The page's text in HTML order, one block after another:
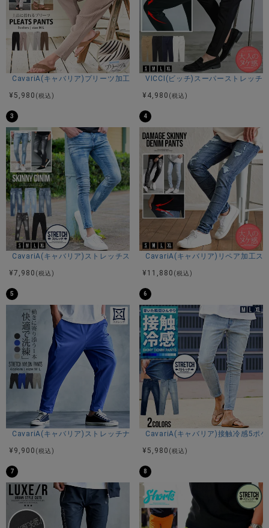
サイズ(cm)
M：着丈96股上27股下70ウエスト37ヒップ51わたり(もも
幅)28膝幅21裾幅16
L：着丈100股上28股下72ウエスト40ヒップ54わたり(もも
幅)31膝幅22裾幅17
XL：着丈101股上29股下72ウエスト42ヒップ56わたり(もも
幅)32膝幅23裾幅18
素材
レーヨン74% ナイロン23% ポリウレタン3%
モデル
TAIRA：身長180cm 体重67kg Mサイズ着用
174cm 60kg Mサイズ着用
カラー展開
グレー/ブラック/ベージュ/カーキ/ネイビー
アイテムガイド
伸縮性-あり 透け感-なし 生地の厚み-普通 裏地-なし
※当店スタッフの個人的な感想になります。お客様により、感
じ方等異なる場合がございますので、あくまでもご参考とし
CavariA(キャバリア)プリーツ加工イージーロングパンツ/全5色
¥ 5,980 (税込)
VICCI(ビッチ)スーパーストレッチ
¥ 4,980 (税込)
3
CavariA(キャバリア)ストレッチスキニーアンクルデニムパンツ/全5色
¥7,980 (税込)
4
CavariA(キャバリア)リペア加工ス
¥ 11,880 (税込)
5
CavariA(キャバリア)ストレッチナイロンテーパードパンツ/全4色
¥ 9,900 (税込)
6
CavariA(キャバリア)接触冷感5ポ
¥ 5,980 (税込)
7 8